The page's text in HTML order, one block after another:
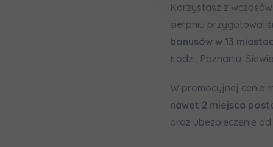
Korzystasz z
sierpniu
bonusów w 13
Łodzi, Poznaniu,
W promocyjnej cenie
nawet 2 miejsca
oraz ubezpieczenie